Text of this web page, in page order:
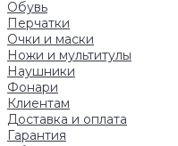
Обувь
Перчатки
Очки и маски
Ножи и мультитулы
Наушники
Фонари
Клиентам
Доставка и оплата
Гарантия